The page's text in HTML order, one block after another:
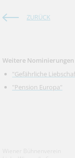
ZURÜCK
Weitere
"Gefährliche
"Pension Europa"